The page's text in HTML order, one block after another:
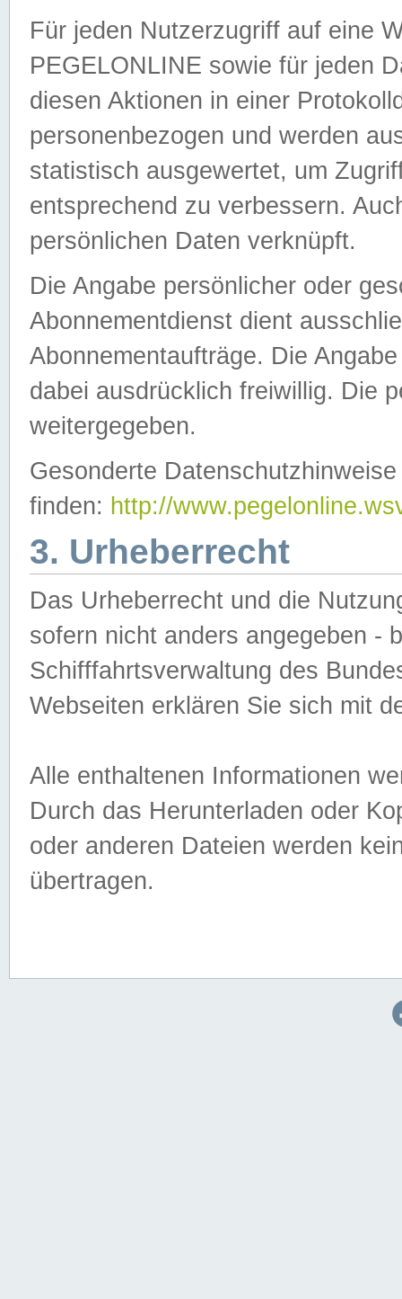
Für jeden Nutzerzugriff auf eine
PEGELONLINE sowie für jeden
diesen Aktionen in einer
personenbezogen und werden
statistisch ausgewertet, um
entsprechend zu verbessern.
persönlichen Daten verknüpft.
Die Angabe persönlicher oder
Abonnementdienst dient
Abonnementaufträge. Die
dabei ausdrücklich freiwillig. Die
weitergegeben.
Gesonderte
finden: http://
3. Urheberrecht
Das Urheberrecht und die
sofern nicht anders angegeben -
Schifffahrtsverwaltung des
Webseiten erklären Sie sich mit
Alle enthaltenen Informationen
Durch das Herunterladen oder
oder anderen Dateien werden
übertragen.